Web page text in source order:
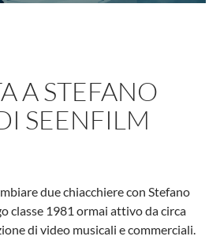
A STEFANO
SEENFILM
due chiacchiere con Stefano
classe 1981 ormai attivo da circa
di video musicali e commerciali.